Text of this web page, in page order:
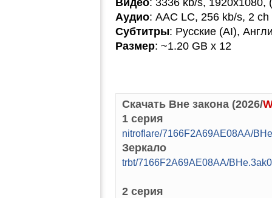
Видео: 3336 kb/s, 1920x1080,
Аудио: AAC LC, 256 kb/s, 2 ch
Субтитры: Русские (AI),
Размер: ~1.20 GB x 12
Скачать Вне закона (2026/
1 серия
nitroflare/7166F2A69AE08AA/
Зеркало
trbt/7166F2A69AE08AA/
2 серия